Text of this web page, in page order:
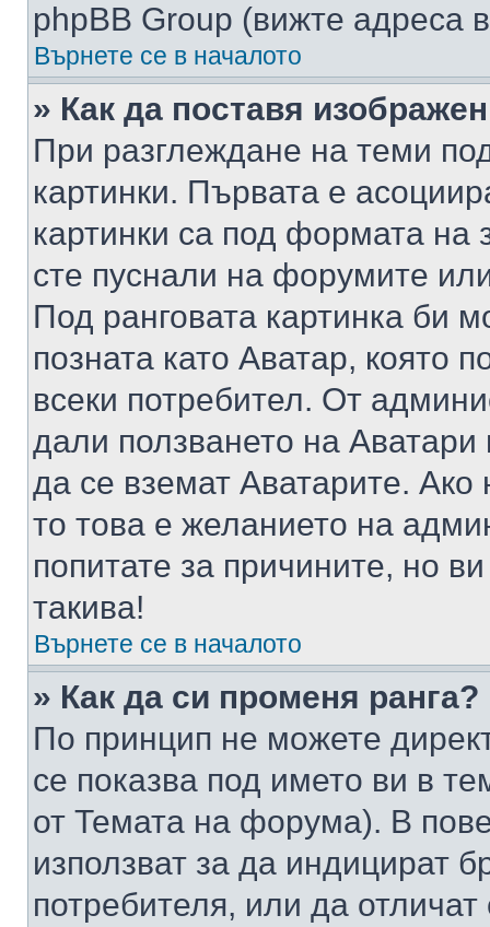
phpBB Group (вижте адреса
Върнете се в началото
» Как да поставя
При разглеждане на теми
картинки. Първата е
картинки са под формата на
сте пуснали на форумите
Под ранговата картинка би
позната като Аватар, която
всеки потребител. От
дали ползването на
да се вземат Аватарите.
то това е желанието на
попитате за причините, но
такива!
Върнете се в началото
» Как да си променя ранга?
По принцип не можете
се показва под името ви в
от Темата на форума). В
използват за да индицират
потребителя, или да